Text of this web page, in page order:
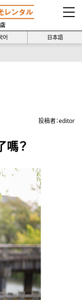
어 日本語
投稿者：editor
嗎？